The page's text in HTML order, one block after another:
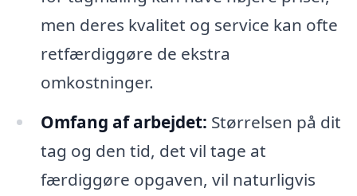
men deres kvalitet og service kan ofte
retfærdiggøre de ekstra
omkostninger.
Omfang af arbejdet: Størrelsen på dit
tag og den tid, det vil tage at
færdiggøre opgaven, vil naturligvis